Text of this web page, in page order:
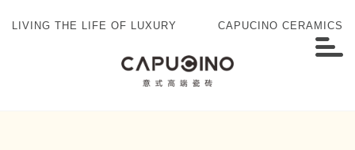
LIVING THE LIFE OF LUXURY CAPUCINO CERAMICS